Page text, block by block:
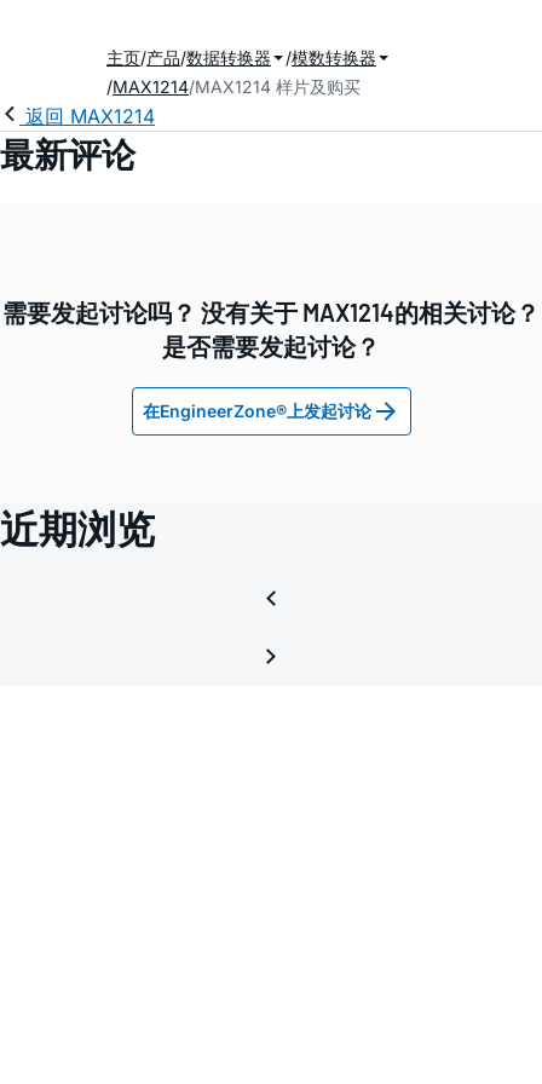
主页 产品 数据转换器
模数转换器
MAX1214 MAX1214 样片及购买
返回 MAX1214
最新评论
需要发起讨论吗？ 没有关于 MAX1214的相关讨论？
是否需要发起讨论？
在EngineerZone®上发起讨论
近期浏览